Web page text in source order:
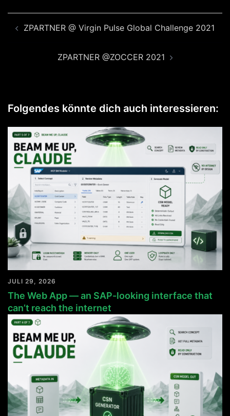
ZPARTNER @ Virgin Pulse Global Challenge 2021
ZPARTNER @ZOCCER 2021
Folgendes könnte dich auch interessieren:
JULI 29, 2026
The Web App — an SAP-looking interface that
can’t reach the internet